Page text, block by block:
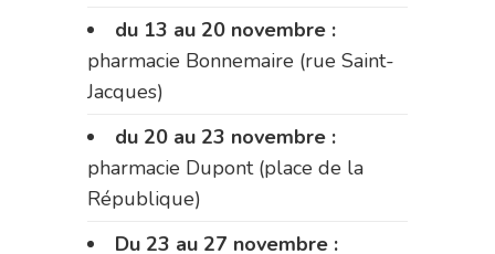
du 13 au 20 novembre :
pharmacie Bonnemaire (rue Saint-
Jacques)
du 20 au 23 novembre :
pharmacie Dupont (place de la
République)
Du 23 au 27 novembre :